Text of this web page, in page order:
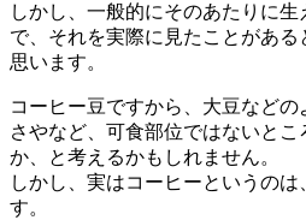
しかし、一般的にそのあたりに
で、それを実際に見たことがある
思います。
コーヒー豆ですから、大豆など
さやなど、可食部位ではないと
か、と考えるかもしれません。
しかし、実はコーヒーというの
す。